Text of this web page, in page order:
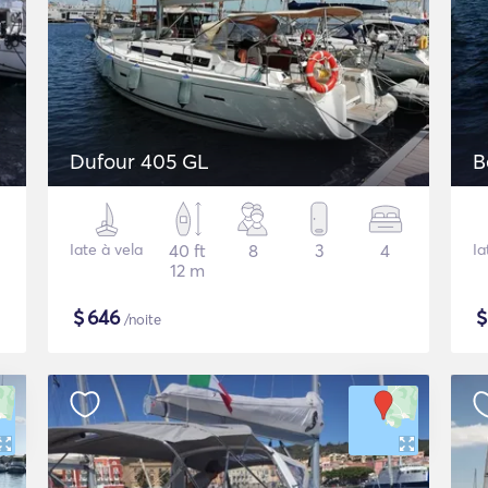
Dufour 405 GL
Iate à vela
40 ft
12 m
8 3 4
$646/noite